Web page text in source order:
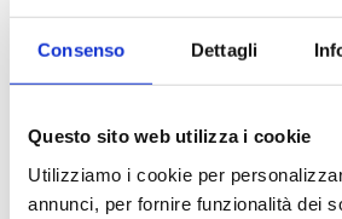
Consenso Dettagli
Questo sito web utilizza i cookie
Utilizziamo i cookie per
annunci, per fornire funzionalità dei
se un bambino non produce
15 mesi o non forma frasi
Difficoltà di